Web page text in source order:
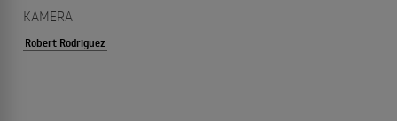
KAMERA
Robert Rodriguez